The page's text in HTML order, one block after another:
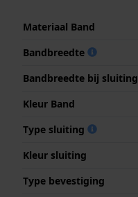
Materiaal Band
Bandbreedte
Bandbreedte bij sluiting
Kleur Band
Type sluiting
Kleur sluiting
Type bevestiging